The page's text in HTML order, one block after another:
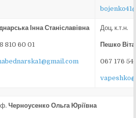
Інна Станіславівна
810 60 01
Доц, к.т.н.
Пешко
067 176 54
Черноусенко Ольга Юріївна